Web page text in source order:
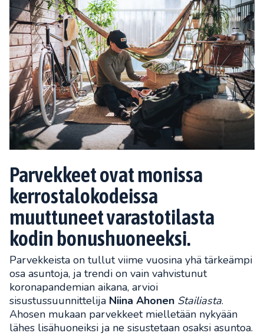
Parvekkeet ovat monissa
kerrostalokodeissa
muuttuneet varastotilasta
kodin bonushuoneeksi.
Parvekkeista on tullut viime vuosina yhä tärkeämpi
osa asuntoja, ja trendi on vain vahvistunut
koronapandemian aikana, arvioi
sisustussuunnittelija Niina Ahonen Stailiasta.
Ahosen mukaan parvekkeet mielletään nykyään
lähes lisähuoneiksi ja ne sisustetaan osaksi asuntoa.